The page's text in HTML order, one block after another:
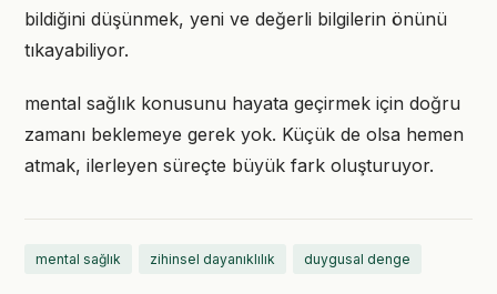
bildiğini düşünmek, yeni ve değerli bilgilerin önünü
tıkayabiliyor.
mental sağlık konusunu hayata geçirmek için doğru
zamanı beklemeye gerek yok. Küçük de olsa hemen
atmak, ilerleyen süreçte büyük fark oluşturuyor.
mental sağlık zihinsel dayanıklılık duygusal denge